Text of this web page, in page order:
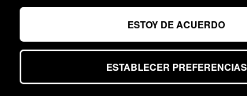
ESTABLECER PREFERENCIAS
ESTOY DE ACUERDO